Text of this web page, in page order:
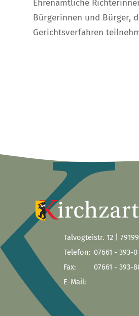
Ehrenamtliche
Bürgerinnen und Bürger,
Gerichtsverfahren
Talvogteistr. 12 |
Telefon: 07661 - 393-0
Fax:
07661 - 393-
E-Mail: